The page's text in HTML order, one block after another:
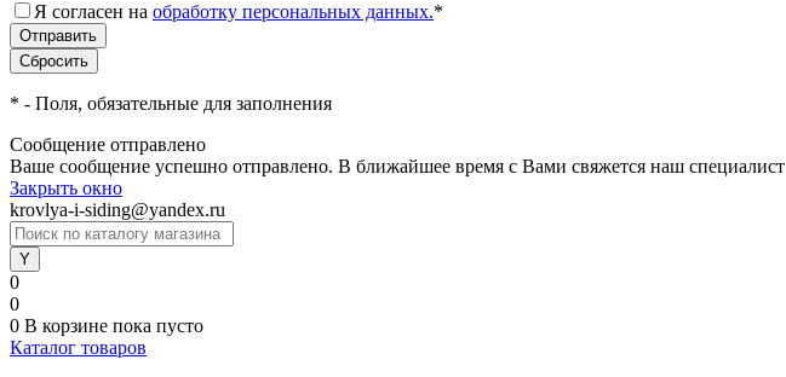
Я согласен на обработку персональных данных.*
* - Поля, обязательные для заполнения
Сообщение отправлено
Ваше сообщение успешно отправлено. В ближайшее время с Вами свяжется наш специалист
Закрыть окно
krovlya-i-siding@yandex.ru
0
0
0 В корзине пока пусто
Каталог товаров